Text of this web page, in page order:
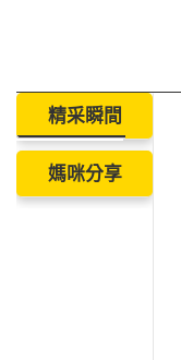
精采瞬間
媽咪分享